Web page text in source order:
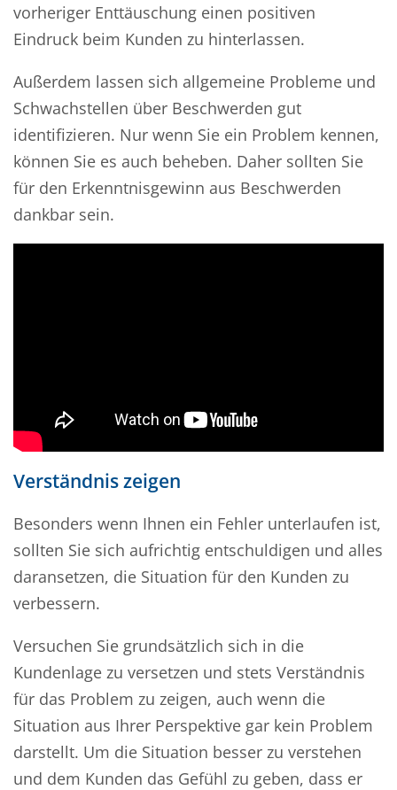
vorheriger Enttäuschung einen positiven
Eindruck beim Kunden zu hinterlassen.
Außerdem lassen sich allgemeine Probleme und
Schwachstellen über Beschwerden gut
identifizieren. Nur wenn Sie ein Problem kennen,
können Sie es auch beheben. Daher sollten Sie
für den Erkenntnisgewinn aus Beschwerden
dankbar sein.
Verständnis zeigen
Besonders wenn Ihnen ein Fehler unterlaufen ist,
sollten Sie sich aufrichtig entschuldigen und alles
daransetzen, die Situation für den Kunden zu
verbessern.
Versuchen Sie grundsätzlich sich in die
Kundenlage zu versetzen und stets Verständnis
für das Problem zu zeigen, auch wenn die
Situation aus Ihrer Perspektive gar kein Problem
darstellt. Um die Situation besser zu verstehen
und dem Kunden das Gefühl zu geben, dass er